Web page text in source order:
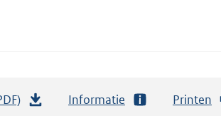
Informatie Printen